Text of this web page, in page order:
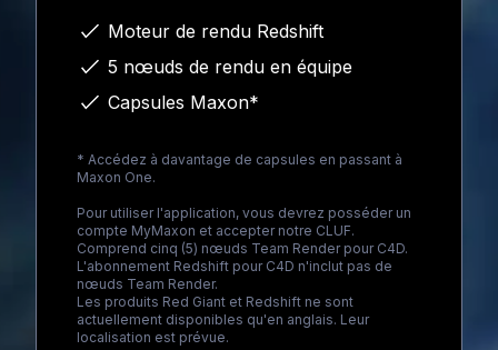
Moteur de rendu Redshift
5 nœuds de rendu en équipe
Capsules Maxon*
* Accédez à davantage de capsules en passant à
Maxon One.
Pour utiliser l'application, vous devrez posséder un
compte MyMaxon et accepter notre CLUF.
Comprend cinq (5) nœuds Team Render pour C4D.
L'abonnement Redshift pour C4D n'inclut pas de
nœuds Team Render.
Les produits Red Giant et Redshift ne sont
actuellement disponibles qu'en anglais. Leur
localisation est prévue.